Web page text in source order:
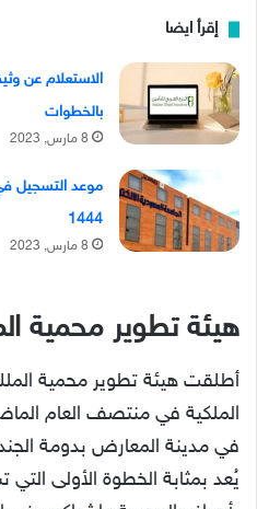
إقرأ ايضا
بالخطوات
8 مارس, 2023
موعد التسجيل في
1444
8 مارس, 2023
هيئة تطوير محمية
أطلقت هيئة تطوير محمية
الملكية في منتصف العام
في مدينة المعارض بدومة
يُعد بمثابة الخطوة الأولى